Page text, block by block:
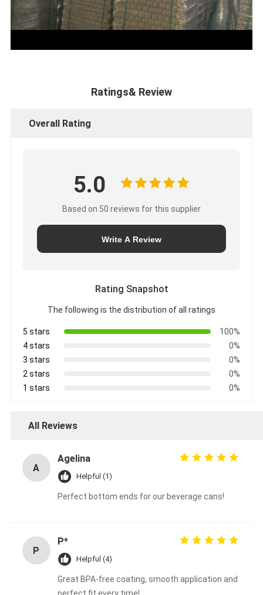
Ratings& Review
Overall Rating
5.0
Based on 50 reviews for this supplier
Write A Review
Rating Snapshot
The following is the distribution of all ratings
5 stars
100%
4 stars
0%
3 stars
0%
2 stars
0%
1 stars
0%
All Reviews
A
Agelina
Helpful (1)
Perfect bottom ends for our beverage cans!
P
P*
Helpful (4)
Great BPA-free coating, smooth application and